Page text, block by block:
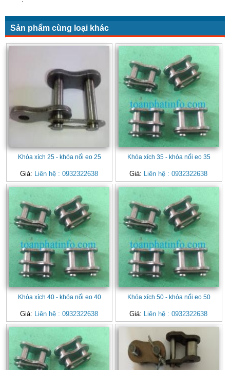
Sản phẩm cùng loại khác
Khóa xích 25 - khóa nối eo 25
Giá: Liên hệ : 0932322638
Khóa xích 35 - khóa nối eo 35
Giá: Liên hệ : 0932322638
Khóa xích 40 - khóa nối eo 40
Giá: Liên hệ : 0932322638
Khóa xích 50 - khóa nối eo 50
Giá: Liên hệ : 0932322638